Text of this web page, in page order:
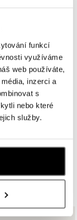
funkcí
využíváme
web používáte,
inzerci a
s
nebo které
služby.
Praha 5